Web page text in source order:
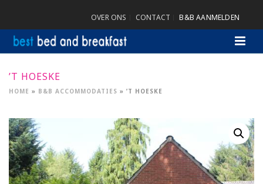
OVER ONS CONTACT B&B AANMELDEN
’T HOESKE
HOME » B&B ACCOMMODATIES » ’T HOESKE